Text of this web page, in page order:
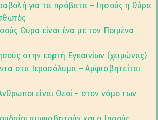
για τα πρόβατα – Ιησούς η θύρα
Θύρα είναι ένα με τον Ποιμένα
στην εορτή Εγκαινίων (χειμώνας)
στα Ιεροσόλυμα – Aμφισβητείται
είναι Θεοί – στον νόμο των